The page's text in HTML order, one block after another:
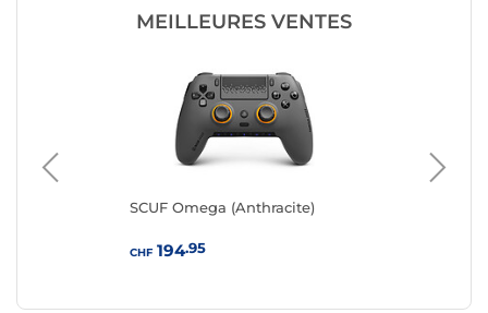
MEILLEURES VENTES
SCUF Omega (Anthracite)
CHF194.95